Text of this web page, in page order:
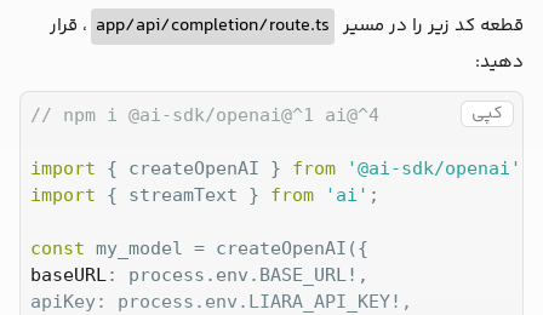
قطعه کد زیر را در مسیر app/api/completion/route.ts ، قرار
دهید:
کپی // npm i @ai-sdk/openai@^1 ai@^4
import { createOpenAI } from '@ai-sdk/openai'
import { streamText } from 'ai' ;
const
baseURL : process.env.BASE_URL!,
apiKey: process.env.LIARA_API_KEY!,